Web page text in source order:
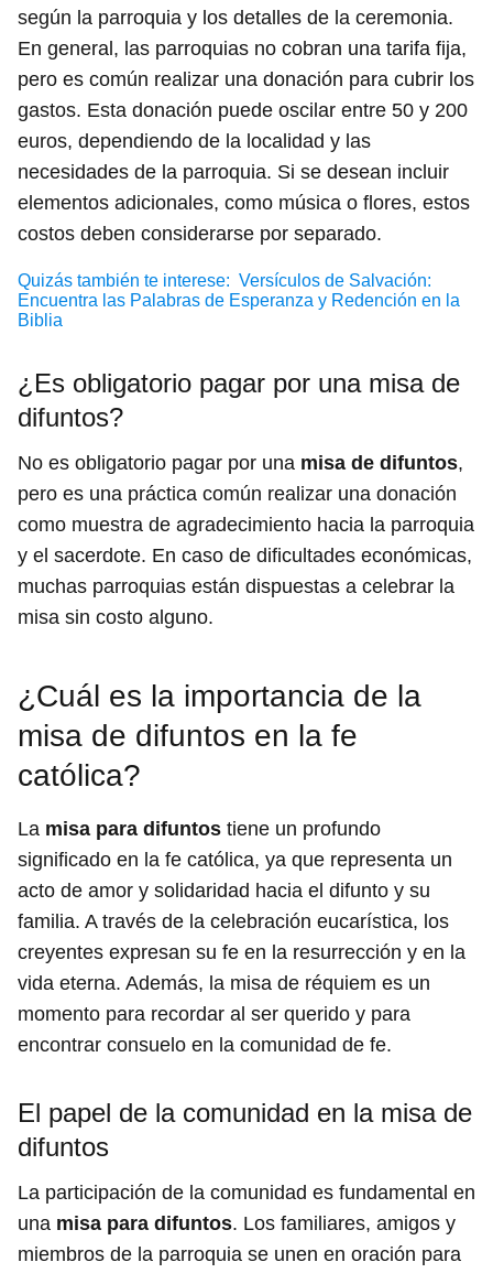
según la parroquia y los detalles de la ceremonia.
En general, las parroquias no cobran una tarifa fija,
pero es común realizar una donación para cubrir los
gastos. Esta donación puede oscilar entre 50 y 200
euros, dependiendo de la localidad y las
necesidades de la parroquia. Si se desean incluir
elementos adicionales, como música o flores, estos
costos deben considerarse por separado.
Quizás también te interese: Versículos de Salvación:
Encuentra las Palabras de Esperanza y Redención en la
Biblia
¿Es obligatorio pagar por una misa de
difuntos?
No es obligatorio pagar por una misa de difuntos,
pero es una práctica común realizar una donación
como muestra de agradecimiento hacia la parroquia
y el sacerdote. En caso de dificultades económicas,
muchas parroquias están dispuestas a celebrar la
misa sin costo alguno.
¿Cuál es la importancia de la
misa de difuntos en la fe
católica?
La misa para difuntos tiene un profundo
significado en la fe católica, ya que representa un
acto de amor y solidaridad hacia el difunto y su
familia. A través de la celebración eucarística, los
creyentes expresan su fe en la resurrección y en la
vida eterna. Además, la misa de réquiem es un
momento para recordar al ser querido y para
encontrar consuelo en la comunidad de fe.
El papel de la comunidad en la misa de
difuntos
La participación de la comunidad es fundamental en
una misa para difuntos. Los familiares, amigos y
miembros de la parroquia se unen en oración para